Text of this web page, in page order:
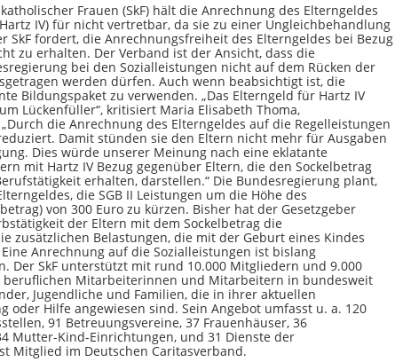
Frauen (SkF) hält die Anrechnung des Elterngeldes
IV) für nicht vertretbar, da sie zu einer Ungleichbehandlung
SkF fordert, die Anrechnungsfreiheit des Elterngeldes bei Bezug
zu erhalten. Der Verband ist der Ansicht, dass die
bei den Sozialleistungen nicht auf dem Rücken der
werden dürfen. Auch wenn beabsichtigt ist, die
Bildungspaket zu verwenden. „Das Elterngeld für Hartz IV
Lückenfüller“, kritisiert Maria Elisabeth Thoma,
die Anrechnung des Elterngeldes auf die Regelleistungen
Damit stünden sie den Eltern nicht mehr für Ausgaben
Dies würde unserer Meinung nach eine eklatante
mit Hartz IV Bezug gegenüber Eltern, die den Sockelbetrag
erhalten, darstellen.“ Die Bundesregierung plant,
die SGB II Leistungen um die Höhe des
von 300 Euro zu kürzen. Bisher hat der Gesetzgeber
der Eltern mit dem Sockelbetrag die
zusätzlichen Belastungen, die mit der Geburt eines Kindes
Anrechnung auf die Sozialleistungen ist bislang
Der SkF unterstützt mit rund 10.000 Mitgliedern und 9.000
beruflichen Mitarbeiterinnen und Mitarbeitern in bundesweit
Jugendliche und Familien, die in ihrer aktuellen
oder Hilfe angewiesen sind. Sein Angebot umfasst u. a. 120
91 Betreuungsvereine, 37 Frauenhäuser, 36
Mutter-Kind-Einrichtungen, und 31 Dienste der
Mitglied im Deutschen Caritasverband.